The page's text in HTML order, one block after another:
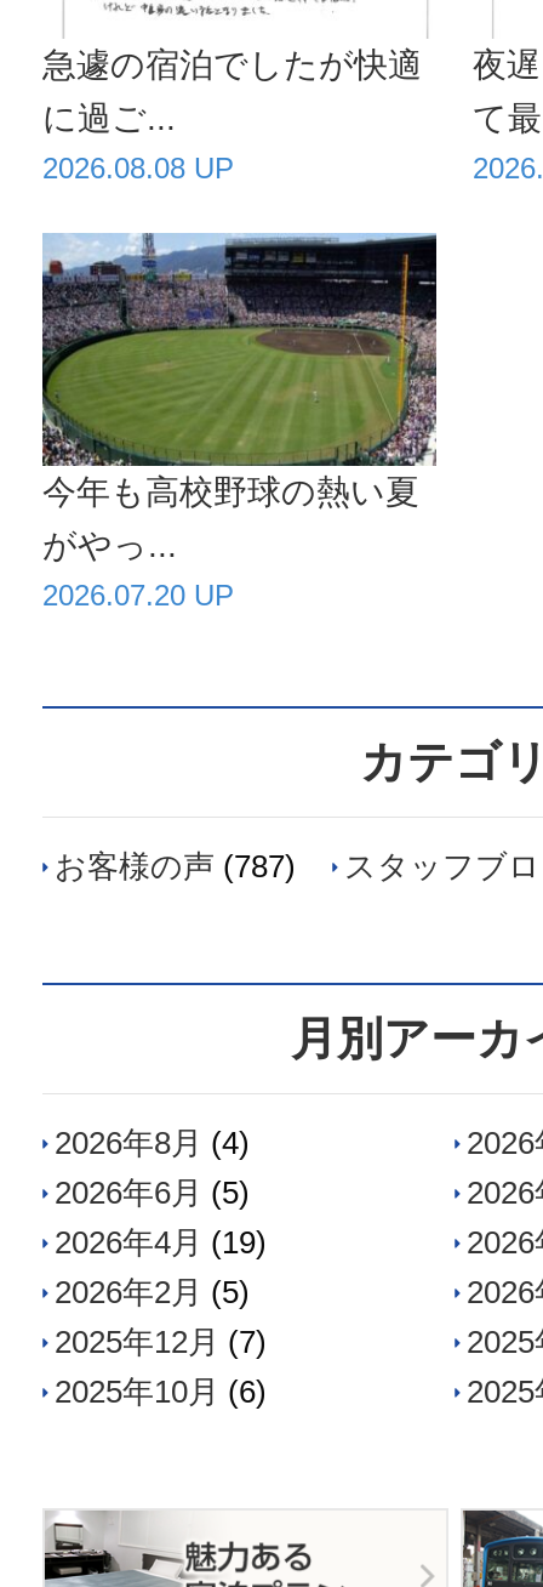
急遽の宿泊でしたが快適
に過ご...
2026.08.08 UP
夜
て
今年も高校野球の熱い夏
がやっ...
2026.07.20 UP
カテゴ
お客様の声 (787) スタッフブ
月別アーカ
2026年8月 (4)
2026年6月 (5)
2026年4月 (19)
2026年2月 (5)
2025年12月 (7)
2025年10月 (6)